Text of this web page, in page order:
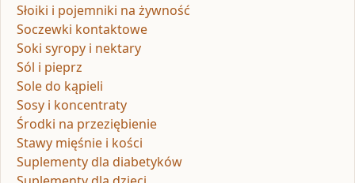
Słoiki i pojemniki na żywność
Soczewki kontaktowe
Soki syropy i nektary
Sól i pieprz
Sole do kąpieli
Sosy i koncentraty
Środki na przeziębienie
Stawy mięśnie i kości
Suplementy dla diabetyków